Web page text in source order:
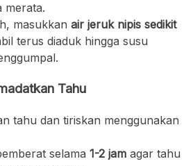
merata.
masukkan air jeruk nipis sedikit
terus diaduk hingga susu
Tahu
tahu dan tiriskan menggunakan
selama 1-2 jam agar tahu